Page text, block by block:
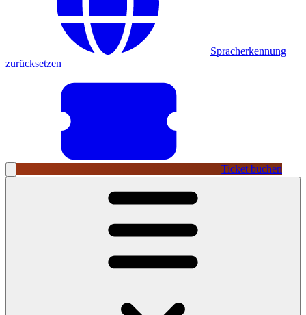
Spracherkennung
zurücksetzen
Ticket buchen